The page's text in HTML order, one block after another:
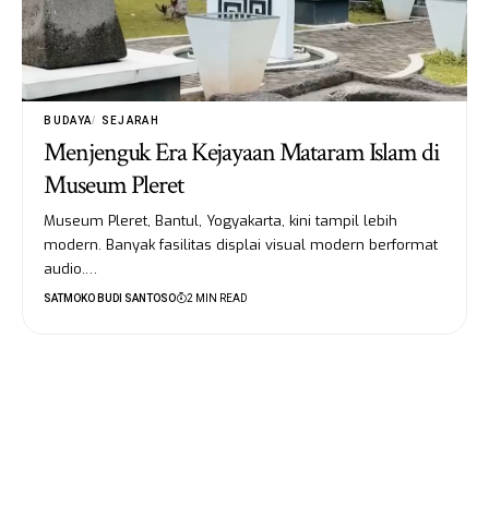
BUDAYA SEJARAH
Menjenguk Era Kejayaan Mataram Islam di
Museum Pleret
Museum Pleret, Bantul, Yogyakarta, kini tampil lebih
modern. Banyak fasilitas displai visual modern berformat
audio.…
SATMOKO BUDI SANTOSO 2 MIN READ